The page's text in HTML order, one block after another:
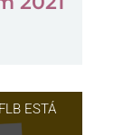
ESTÁ